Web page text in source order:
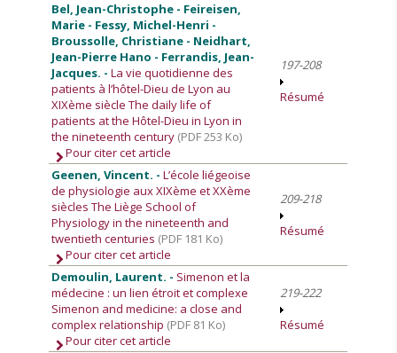
Bel, Jean-Christophe - Feireisen,
Marie - Fessy, Michel-Henri -
Broussolle, Christiane - Neidhart,
Jean-Pierre Hano - Ferrandis, Jean-
Jacques. -La vie quotidienne des
patients à l’hôtel-Dieu de Lyon au
XIXème siècle The daily life of
patients at the Hôtel-Dieu in Lyon in
the nineteenth century (PDF 253 Ko)
Pour citer cet article
197-208
Résumé
Geenen, Vincent. -L’école liégeoise
de physiologie aux XIXème et XXème
siècles The Liège School of
Physiology in the nineteenth and
twentieth centuries (PDF 181 Ko)
Pour citer cet article
209-218
Résumé
Demoulin, Laurent. - Simenon et la
médecine : un lien étroit et complexe
Simenon and medicine: a close and
complex relationship (PDF 81 Ko)
Pour citer cet article
219-222
Résumé